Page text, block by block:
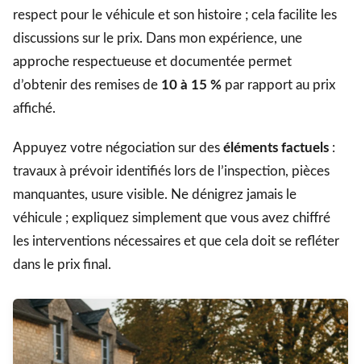
respect pour le véhicule et son histoire ; cela facilite les
discussions sur le prix. Dans mon expérience, une
approche respectueuse et documentée permet
d’obtenir des remises de 10 à 15 % par rapport au prix
affiché.
Appuyez votre négociation sur des éléments factuels :
travaux à prévoir identifiés lors de l’inspection, pièces
manquantes, usure visible. Ne dénigrez jamais le
véhicule ; expliquez simplement que vous avez chiffré
les interventions nécessaires et que cela doit se refléter
dans le prix final.